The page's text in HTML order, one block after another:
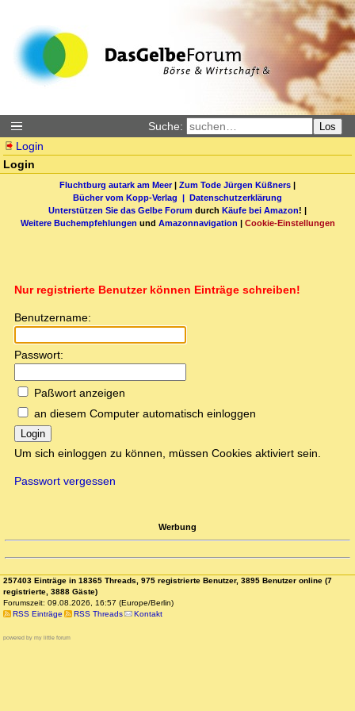
Suche: Los
Login
Login
Fluchtburg autark am Meer| Zum Tode Jürgen Küßners |
Bücher vom Kopp-Verlag | Datenschutzerklärung
Unterstützen Sie das Gelbe Forum durch Käufe bei Amazon! |
Weitere Buchempfehlungen und Amazonnavigation | Cookie-Einstellungen
Nur registrierte Benutzer können Einträge schreiben!
Benutzername:
Passwort:
Paßwort anzeigen
an diesem Computer automatisch einloggen
Login
Um sich einloggen zu können, müssen Cookies aktiviert sein.
Passwort vergessen
Werbung
257403 Einträge in 18365 Threads, 975 registrierte Benutzer, 3895 Benutzer online (7
registrierte, 3888 Gäste)
Forumszeit: 09.08.2026, 16:57 (Europe/Berlin)
RSS Einträge
RSS Threads Kontakt
powered by my little forum